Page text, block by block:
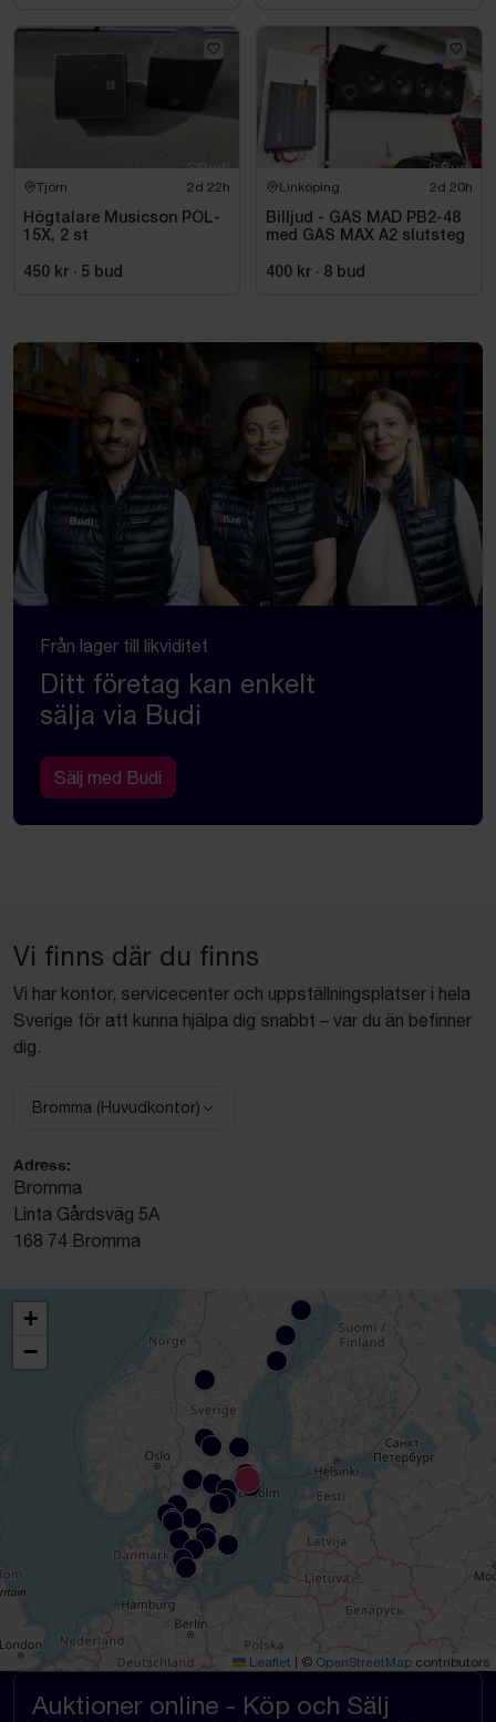
Tjörn 2d 22h
Högtalare Musicson POL-
15X, 2 st
450 kr · 5 bud
Linköping 2d 20h
Billjud - GAS MAD PB2-48
med GAS MAX A2 slutsteg
400 kr · 8 bud
Från lager till likviditet
Ditt företag kan enkelt
sälja via Budi
Sälj med Budi
Vi finns där du finns
Vi har kontor, servicecenter och uppställningsplatser i hela
Sverige för att kunna hjälpa dig snabbt – var du än befinner
dig.
Välj anläggning:
Bromma (Huvudkontor)
Adress:
Bromma
Linta Gårdsväg 5A
168 74 Bromma
+
−
Leaflet © OpenStreetMap contributors
Auktioner online - Köp och Sälj